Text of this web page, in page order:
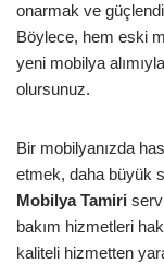
onarmak ve
Böylece, hem eski
yeni mobilya
olursunuz.
Bir mobilyanızda
etmek, daha büyük
Mobilya Tamiri
bakım hizmetleri
kaliteli hizmetten